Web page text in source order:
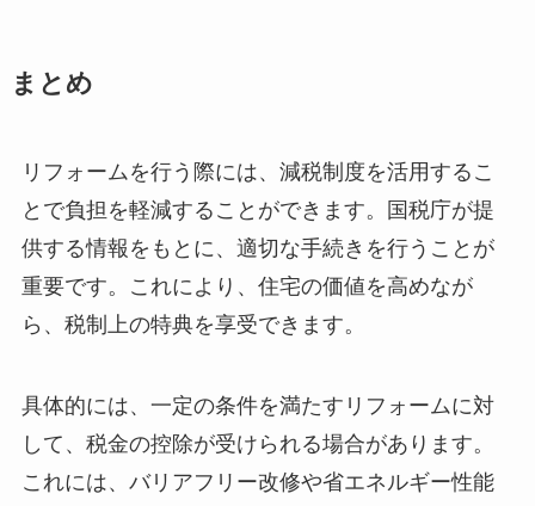
まとめ
リフォームを行う際には、減税制度を活用するこ
とで負担を軽減することができます。国税庁が提
供する情報をもとに、適切な手続きを行うことが
重要です。これにより、住宅の価値を高めなが
ら、税制上の特典を享受できます。
具体的には、一定の条件を満たすリフォームに対
して、税金の控除が受けられる場合があります。
これには、バリアフリー改修や省エネルギー性能